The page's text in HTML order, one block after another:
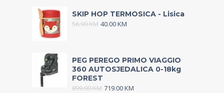
SKIP HOP TERMOSICA - Lisica
56.90KM 40.00KM
PEG PEREGO PRIMO VIAGGIO
360 AUTOSJEDALICA 0-18kg
FOREST
899.00KM 719.00KM